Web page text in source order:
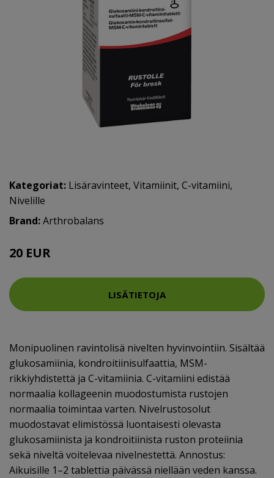
Kategoriat: Lisäravinteet, Vitamiinit, C-vitamiini,
Nivelille
Brand:Arthrobalans
20 EUR
LISÄTIETOJA
Monipuolinen ravintolisä nivelten hyvinvointiin. Sisältää
glukosamiinia, kondroitiinisulfaattia, MSM-
rikkiyhdistettä ja C-vitamiinia. C-vitamiini edistää
normaalia kollageenin muodostumista rustojen
normaalia toimintaa varten. Nivelrustosolut
muodostavat elimistössä luontaisesti olevasta
glukosamiinista ja kondroitiinista ruston proteiinia
sekä niveltä voitelevaa nivelnestettä. Annostus:
Aikuisille 1–2 tablettia päivässä niellään veden kanssa.